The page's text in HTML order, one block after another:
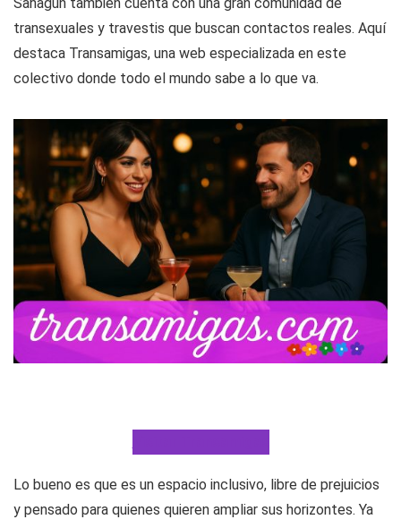
2026
Sahagún también cuenta con una gran comunidad de
destaca Transamigas, una web especializada en este
colectivo donde todo el mundo sabe a lo que va.
Visitar Transamigas